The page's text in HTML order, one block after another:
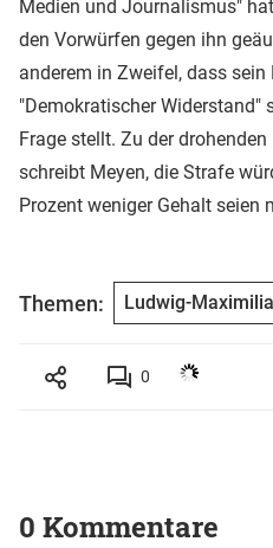
Medien und Journalismus"
den Vorwürfen gegen ihn
anderem in Zweifel, dass
"Demokratischer Widerstand"
Frage stellt. Zu der
schreibt Meyen, die Strafe
Prozent weniger Gehalt seien
Themen: Ludwig-
0
0 Kommentare